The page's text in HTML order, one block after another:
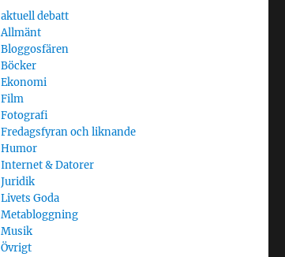
aktuell debatt
Allmänt
Bloggosfären
Böcker
Ekonomi
Film
Fotografi
Fredagsfyran och liknande
Humor
Internet & Datorer
Juridik
Livets Goda
Metabloggning
Musik
Övrigt